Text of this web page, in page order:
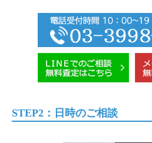
STEP2：日時のご相談